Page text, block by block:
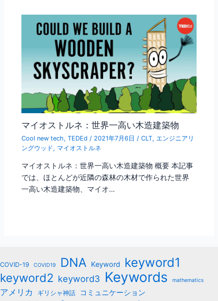
マイオストルネ：世界一高い木造建築物
Cool new tech,TEDEd / 2021年7月6日 /CLT, エンジニアリ
ングウッド, マイオストルネ
マイオストルネ：世界一高い木造建築物 概要 本記事
では、ほとんどが近隣の森林の木材で作られた世界
一高い木造建築物、マイオ…
COVID-19 COVID19 DNA Keyword keyword1
keyword2 keyword3 Keywords mathematics
アメリカ ギリシャ神話 コミュニケーション